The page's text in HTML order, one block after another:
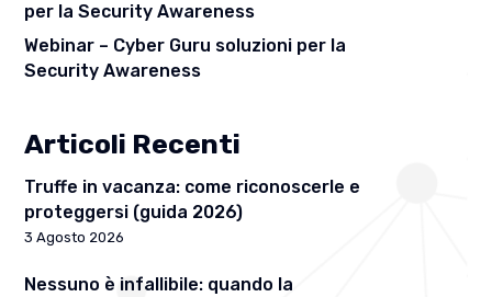
per la Security Awareness
Webinar – Cyber Guru soluzioni per la
Security Awareness
Articoli Recenti
Truffe in vacanza: come riconoscerle e
proteggersi (guida 2026)
3 Agosto 2026
Nessuno è infallibile: quando la